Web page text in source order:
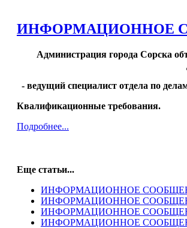
ИНФОРМАЦИОННОЕ
Администрация города Сорска
- ведущий специалист отдела по
Квалификационные требования.
Подробнее...
Еще статьи...
ИНФОРМАЦИОННОЕ
ИНФОРМАЦИОННОЕ
ИНФОРМАЦИОННОЕ
ИНФОРМАЦИОННОЕ